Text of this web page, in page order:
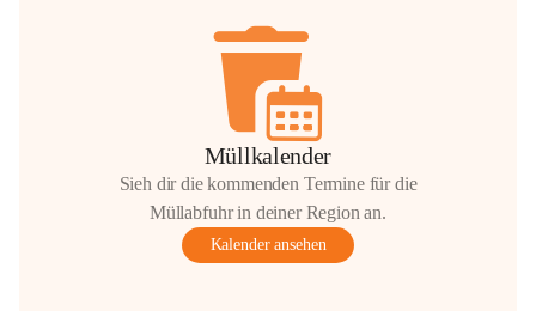
Müllkalender
Sieh dir die kommenden Termine für die
Müllabfuhr in deiner Region an.
Kalender ansehen